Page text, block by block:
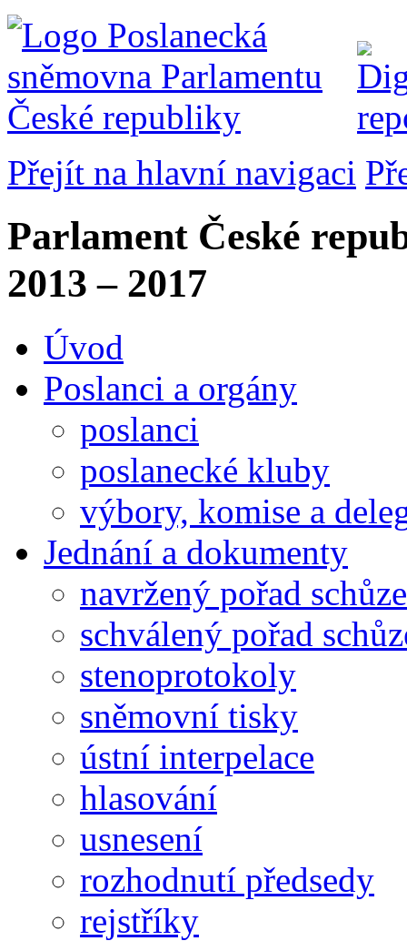
Přejít na hlavní navigaci
Parlament České
2013 – 2017
Úvod
Poslanci a orgány
poslanci
poslanecké kluby
výbory, komise a
Jednání a dokumenty
navržený pořad schůze
schválený pořad
stenoprotokoly
sněmovní tisky
ústní interpelace
hlasování
usnesení
rozhodnutí předsedy
rejstříky